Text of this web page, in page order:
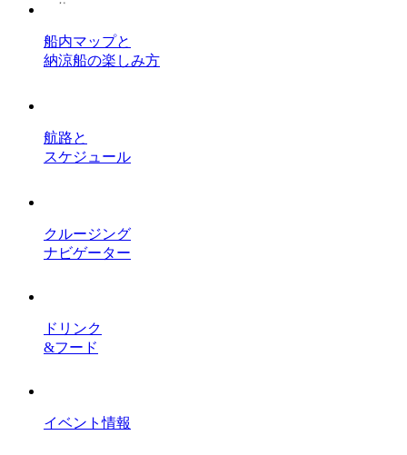
船内マップと
納涼船の楽しみ方
航路と
スケジュール
クルージング
ナビゲーター
ドリンク
&フード
イベント情報